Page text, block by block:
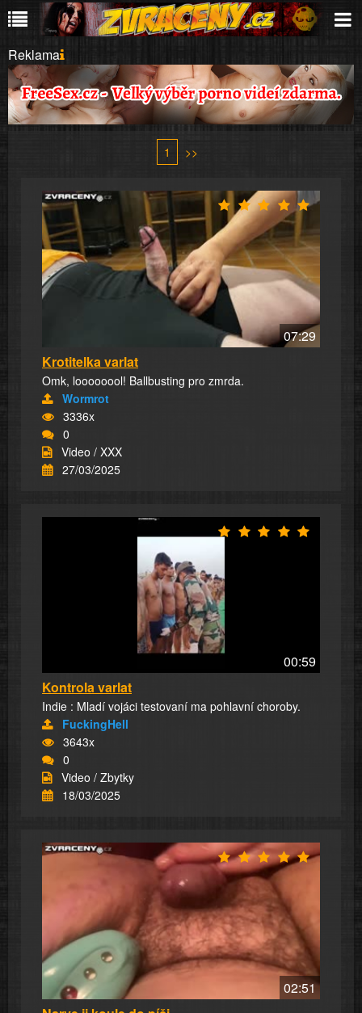
Reklama
1 >>
07:29
Krotitelka varlat
Omk, loooooool! Ballbusting pro zmrda.
Wormrot
3336x
0
Video / XXX
27/03/2025
00:59
Kontrola varlat
Indie : Mladí vojáci testovaní ma pohlavní choroby.
FuckingHell
3643x
0
Video / Zbytky
18/03/2025
02:51